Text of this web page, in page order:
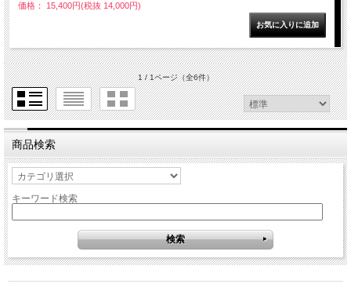
価格： 15,400円(税抜 14,000円)
1 / 1ページ（全6件）
商品検索
キーワード検索